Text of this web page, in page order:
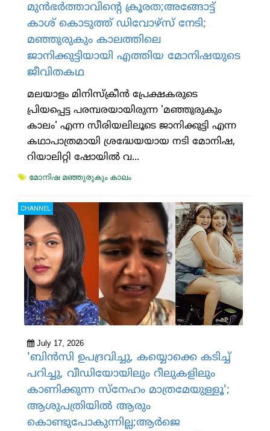
മുന്‍ഭര്‍ത്താവിന്റെ ക്രൂരത;അങ്ങോട്ട്
കാശ് കൊടുത്ത് ഡിവോഴ്‌സ് നേടി;
മഞ്ഞുരുകും കാലത്തിലെ
ജാനിക്കുട്ടിയായി എത്തിയ മോനിഷയുടെ
ജീവിതകഥ
മലയാളം മിനിസ്‌ക്രീന്‍ പ്രേക്ഷകരുടെ
പ്രിയപ്പെട്ട പരമ്പരയായിരുന്ന 'മഞ്ഞുരുകും
കാലം' എന്ന സീരിയലിലൂടെ ജാനിക്കുട്ടി എന്ന
കഥാപാത്രമായി ശ്രദ്ധേയയായ നടി മോനിഷ,
റിയാലിറ്റി ഷോയില്‍ വ...
മോനിഷ മഞ്ഞുരുകും കാലം
CHANNEL
July 17, 2026
'ബിന്‍സി ഉപദ്രവിച്ചു, കയ്യൊക്കെ കടിച്ച്
പറിച്ചു, വീഡിയോയിലും റീലുകളിലും
കാണിക്കുന്ന സ്‌നേഹം മാത്രമേയുള്ളൂ';
ആശുപത്രിയില്‍ ആരും
കൊണ്ടുപോകുന്നില്ല;ആര്‍ജെ